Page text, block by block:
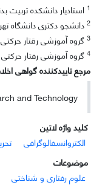
1 استادیار دانشکده تربیت
2 دانشجو دکتری دانشگاه
3گروه آموزشی رقتار
4 گروه آموزشی رفتار
مرجع تاییدکننده گواهی
and Technology
کلید واژه لاتین
الکتروانسفالوگرافی
موضوعات
علوم رفتاری و شناختی